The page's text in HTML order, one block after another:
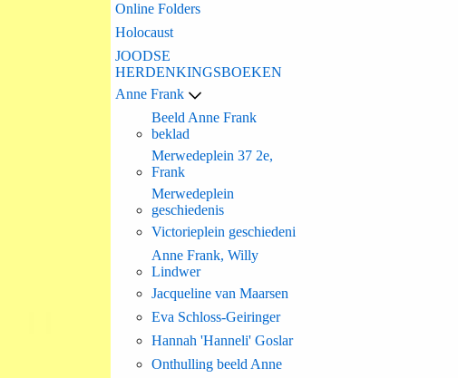
Online Folders
Holocaust
JOODSE
HERDENKINGSBOEKEN
Anne Frank
Beeld Anne Frank
beklad
Merwedeplein 37 2e,
Frank
Merwedeplein
geschiedenis
Victorieplein geschiedeni
Anne Frank, Willy
Lindwer
Jacqueline van Maarsen
Eva Schloss-Geiringer
Hannah 'Hanneli' Goslar
Onthulling beeld Anne